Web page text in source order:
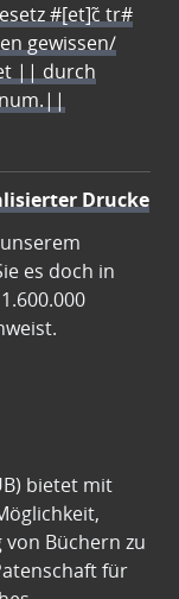
#[et]c̃ tr#
gewissen/
|| durch
Drucke
es doch in
bietet mit
Büchern zu
für